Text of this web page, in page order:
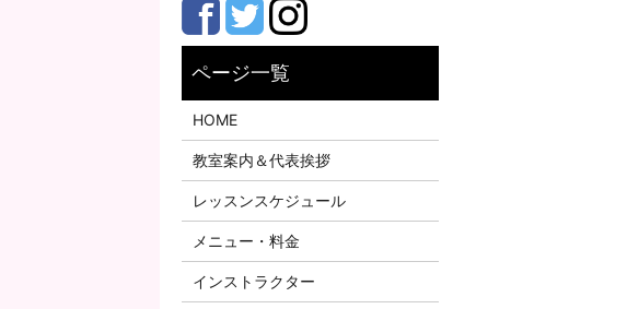
HOME
教室案内＆代表挨拶
レッスンスケジュール
メニュー・料金
インストラクター